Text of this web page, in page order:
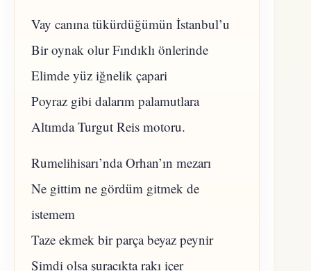
Vay canına tükürdüğümün İstanbul’u
Bir oynak olur Fındıklı önlerinde
Elimde yüz iğnelik çapari
Poyraz gibi dalarım palamutlara
Altımda Turgut Reis motoru.
Rumelihisarı’nda Orhan’ın mezarı
Ne gittim ne gördüm gitmek de
istemem
Taze ekmek bir parça beyaz peynir
Şimdi olsa şuracıkta rakı içer